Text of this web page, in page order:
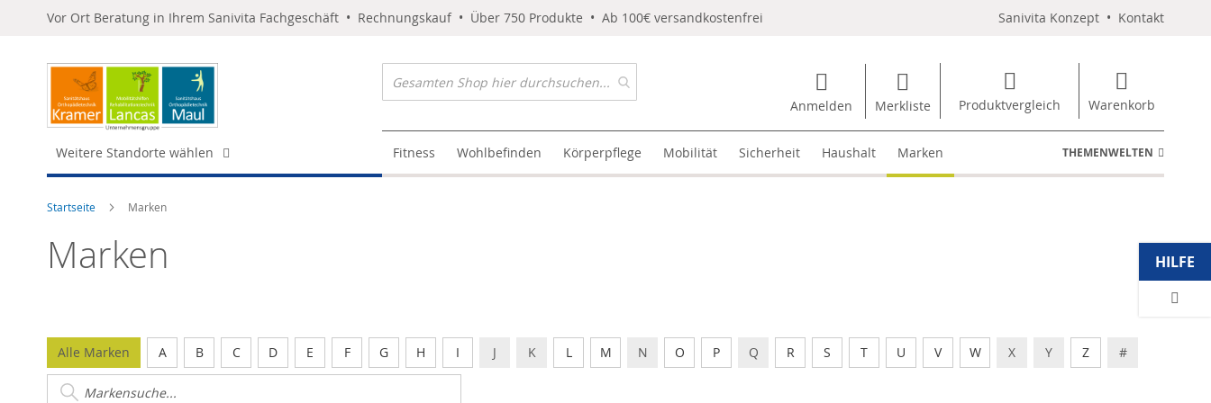
Vor Ort Beratung in Ihrem Sanivita Fachgeschäft • Rechnungskauf • Über 750 Produkte • Ab 100€ versandkostenfrei Sanivita Konzept • Kontakt
Anmelden Merkliste Produktvergleich Warenkorb
Weitere Standorte wählen Fitness Wohlbefinden Körperpflege Mobilität Sicherheit Haushalt Marken THEMENWELTEN
Startseite Marken
Marken
Alle Marken A B C D E F G H I J K L M N O P Q R S T U V W X Y Z #
HILFE